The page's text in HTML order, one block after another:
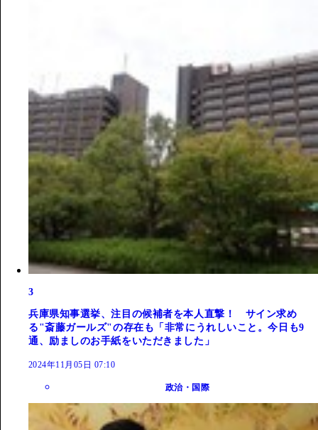
3
兵庫県知事選挙、注目の候補者を本人直撃！ サイン求め
る"斎藤ガールズ"の存在も「非常にうれしいこと。今日も9
通、励ましのお手紙をいただきました」
2024年11月05日 07:10
政治・国際